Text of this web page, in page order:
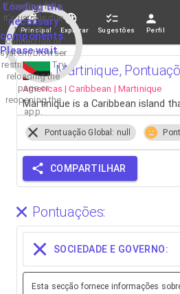
Loading the
necessary
components.
Please wait...
If loading fails,
it's usually due
to a slow
connection or
system/browser
restrictions. Try
reloading the
page or
reopening the
app.
Principal Explorar Sugestões Perfil
Martinique,
Americas | Caribbean | Martinique
Martinique is a Caribbean island
Pontuação Global: null
COMPARTILHAR
Pontuações:
SOCIEDADE E GOVERNO:
Esta secção fornece informações